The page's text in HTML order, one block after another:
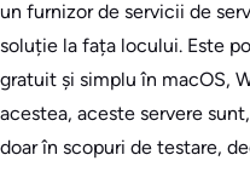
un furnizor de servicii de
soluție la fața locului. Este
gratuit și simplu în macOS,
acestea, aceste servere
doar în scopuri de testare,